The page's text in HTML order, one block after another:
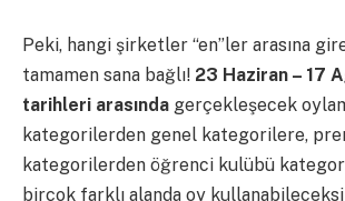
Peki, hangi şirketler “en”ler arasına
tamamen sana bağlı! 23 Haziran – 17
tarihleri arasında gerçekleşecek
kategorilerden genel kategorilere,
kategorilerden öğrenci kulübü
birçok farklı alanda oy